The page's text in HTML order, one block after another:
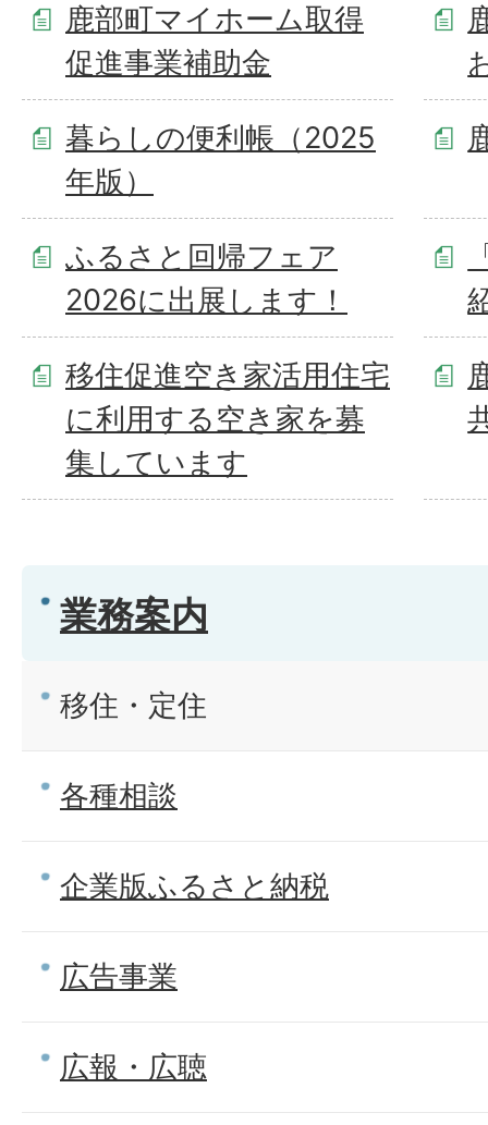
鹿部町マイホーム取得
促進事業補助金
暮らしの便利帳（2025
年版）
ふるさと回帰フェア
2026に出展します！
移住促進空き家活用住宅
に利用する空き家を募
集しています
業務案内
移住・定住
各種相談
企業版ふるさと納税
広告事業
広報・広聴